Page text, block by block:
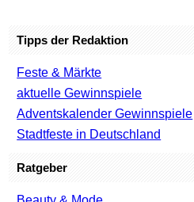
Tipps der Redaktion
Feste & Märkte
aktuelle Gewinnspiele
Adventskalender Gewinnspiele
Stadtfeste in Deutschland
Ratgeber